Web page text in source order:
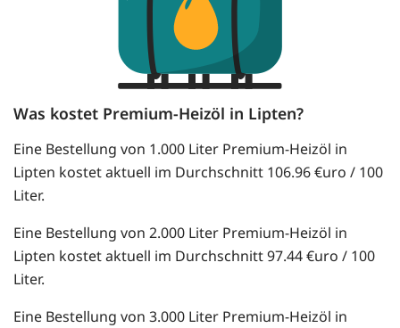
Was kostet Premium-Heizöl in Lipten?
Eine Bestellung von 1.000 Liter Premium-Heizöl in
Lipten kostet aktuell im Durchschnitt 106.96 €uro / 100
Liter.
Eine Bestellung von 2.000 Liter Premium-Heizöl in
Lipten kostet aktuell im Durchschnitt 97.44 €uro / 100
Liter.
Eine Bestellung von 3.000 Liter Premium-Heizöl in